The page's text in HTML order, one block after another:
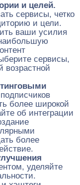
и целей.
сервисы, четко
и цели.
ваши усилия
сервисы,
возрастной
более широкой
об интеграции
более
уделяйте